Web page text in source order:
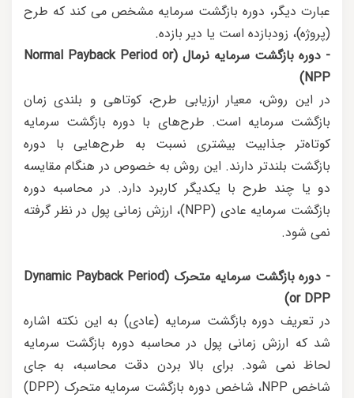
عبارت دیگر، دوره بازگشت سرمایه مشخص می کند که طرح
(پروژه)، زودبازده است یا دیر بازده.
- دوره بازگشت سرمایه نرمال (Normal Payback Period or
NPP)
در این روش، معیار ارزیابی طرح، کوتاهی و بلندی زمان
بازگشت سرمایه است. طرح‌های با دوره بازگشت سرمایه
کوتاه‌تر جذابیت بیشتری نسبت به طرح‌هایی با دوره
بازگشت بلندتر دارند. این روش به خصوص در هنگام مقایسه
دو یا چند طرح با یکدیگر کاربرد دارد. در محاسبه دوره
بازگشت سرمایه عادی (NPP)، ارزش زمانی پول در نظر گرفته
نمی شود.
- دوره بازگشت سرمایه متحرک (Dynamic Payback Period
or DPP)
در تعریف دوره بازگشت سرمایه (عادی) به این نکته اشاره
شد که ارزش زمانی پول در محاسبه دوره بازگشت سرمایه
لحاظ نمی شود. برای بالا بردن دقت محاسبه، به جای
شاخص NPP، شاخص دوره بازگشت سرمایه متحرک (DPP)